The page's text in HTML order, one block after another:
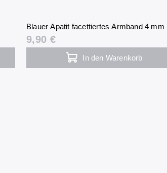
Blauer Apatit facettiertes Armband 4 mm
9,90 €
In den Warenkorb